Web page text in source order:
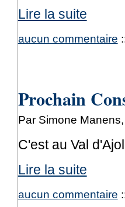
Lire la suite
aucun commentaire
Prochain
Par Simone
C'est au Val
Lire la suite
aucun commentaire